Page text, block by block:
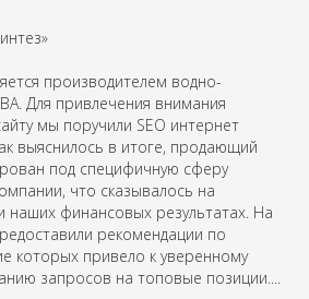
производителем водно-
Для привлечения внимания
мы поручили SEO интернет
выяснилось в итоге, продающий
под специфичную сферу
что сказывалось на
наших финансовых результатах. На
рекомендации по
которых привело к уверенному
запросов на топовые позиции....